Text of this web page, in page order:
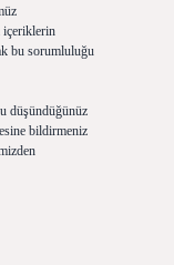
içeriklerin
bu sorumluluğu
düşündüğünüz
bildirmeniz